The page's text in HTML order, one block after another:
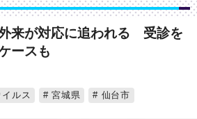
来が対応に追われる 受診を
ースも
ルス 宮城県 仙台市